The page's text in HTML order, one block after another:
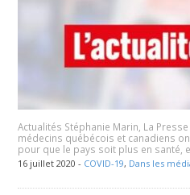
Actualités Stéphanie Marin, La
médecins québécois et canadiens
pour que le pays soit plus en santé,
16 juillet 2020 - COVID-19, Dans les